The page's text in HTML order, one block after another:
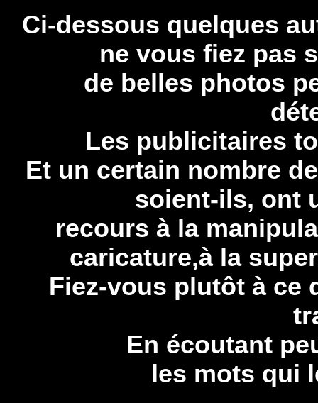
Ci-dessous quelques
ne vous fiez pas
de belles photos
Les publicitaires
Et un certain nombre
soient-ils, ont
recours à la
caricature,à la
Fiez-vous plutôt à ce
En écoutant
les mots qui